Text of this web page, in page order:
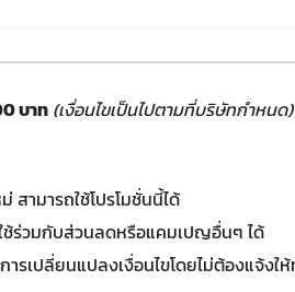
บาท (เงื่อนไขเป็นไปตามที่บริษัทกำหนด)
สามารถใช้โปรโมชั่นนี้ได้
ช้ร่วมกับส่วนลดหรือแคมเปญอื่นๆ ได้
รเปลี่ยนแปลงเงื่อนไขโดยไม่ต้องแจ้งให้